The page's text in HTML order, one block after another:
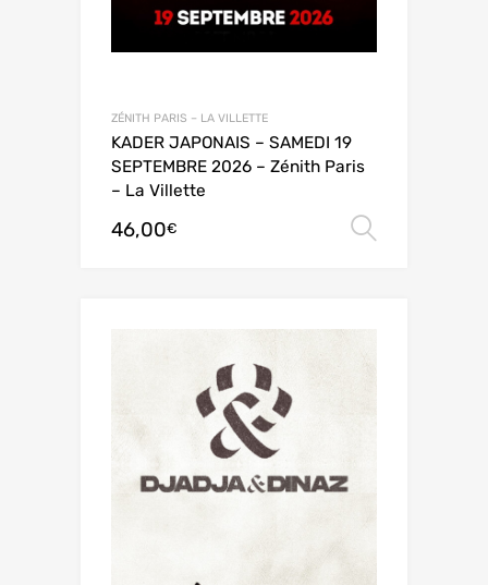
ZÉNITH PARIS – LA VILLETTE
KADER JAPONAIS – SAMEDI 19
SEPTEMBRE 2026 – Zénith Paris
– La Villette
46,00€